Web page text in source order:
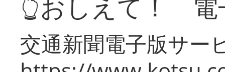
👆おしえて！ 電
交通新聞電子版サー